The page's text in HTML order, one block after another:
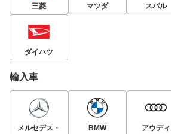
三菱 マツダ スバル
ダイハツ
輸入車
メルセデス・
BMW アウディ